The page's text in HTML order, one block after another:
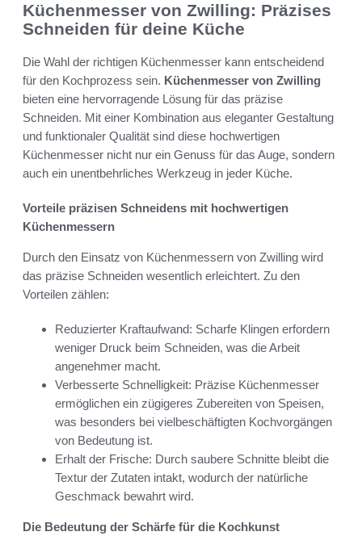
Küchenmesser von Zwilling: Präzises
Schneiden für deine Küche
Die Wahl der richtigen Küchenmesser kann entscheidend
für den Kochprozess sein. Küchenmesser von Zwilling
bieten eine hervorragende Lösung für das präzise
Schneiden. Mit einer Kombination aus eleganter Gestaltung
und funktionaler Qualität sind diese hochwertigen
Küchenmesser nicht nur ein Genuss für das Auge, sondern
auch ein unentbehrliches Werkzeug in jeder Küche.
Vorteile präzisen Schneidens mit hochwertigen
Küchenmessern
Durch den Einsatz von Küchenmessern von Zwilling wird
das präzise Schneiden wesentlich erleichtert. Zu den
Vorteilen zählen:
Reduzierter Kraftaufwand: Scharfe Klingen erfordern
weniger Druck beim Schneiden, was die Arbeit
angenehmer macht.
Verbesserte Schnelligkeit: Präzise Küchenmesser
ermöglichen ein zügigeres Zubereiten von Speisen,
was besonders bei vielbeschäftigten Kochvorgängen
von Bedeutung ist.
Erhalt der Frische: Durch saubere Schnitte bleibt die
Textur der Zutaten intakt, wodurch der natürliche
Geschmack bewahrt wird.
Die Bedeutung der Schärfe für die Kochkunst